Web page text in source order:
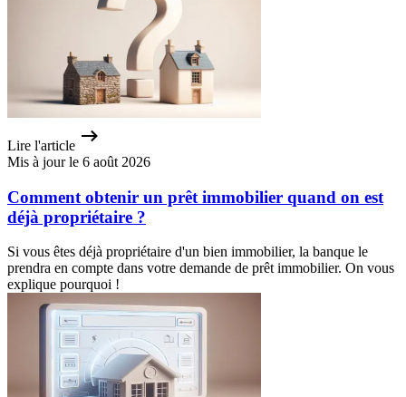
Lire l'article
Mis à jour le 6 août 2026
Comment obtenir un prêt immobilier quand on est
déjà propriétaire ?
Si vous êtes déjà propriétaire d'un bien immobilier, la banque le
prendra en compte dans votre demande de prêt immobilier. On vous
explique pourquoi !